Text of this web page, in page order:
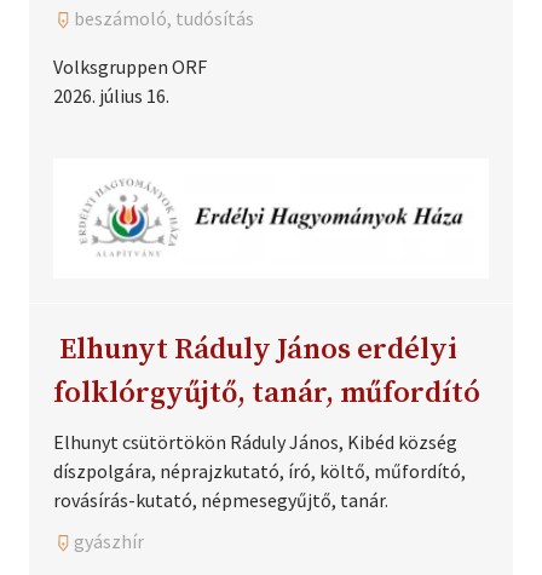
beszámoló, tudósítás
Volksgruppen ORF
2026. július 16.
Elhunyt Ráduly János erdélyi
folklórgyűjtő, tanár, műfordító
Elhunyt csütörtökön Ráduly János, Kibéd község
díszpolgára, néprajzkutató, író, költő, műfordító,
rovásírás-kutató, népmesegyűjtő, tanár.
gyászhír